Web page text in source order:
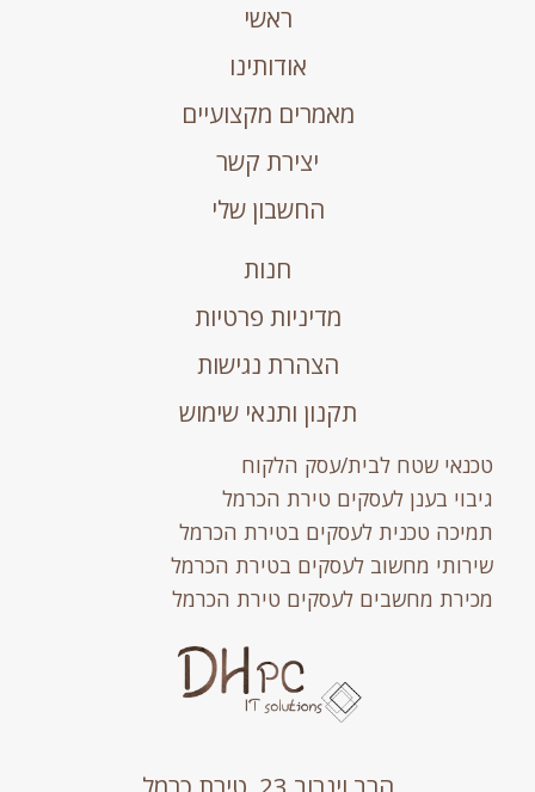
ראשי
אודותינו
מאמרים מקצועיים
יצירת קשר
החשבון שלי
חנות
מדיניות פרטיות
הצהרת נגישות
תקנון ותנאי שימוש
טכנאי שטח לבית/עסק הלקוח
גיבוי בענן לעסקים טירת הכרמל
תמיכה טכנית לעסקים בטירת הכרמל
שירותי מחשוב לעסקים בטירת הכרמל
מכירת מחשבים לעסקים טירת הכרמל